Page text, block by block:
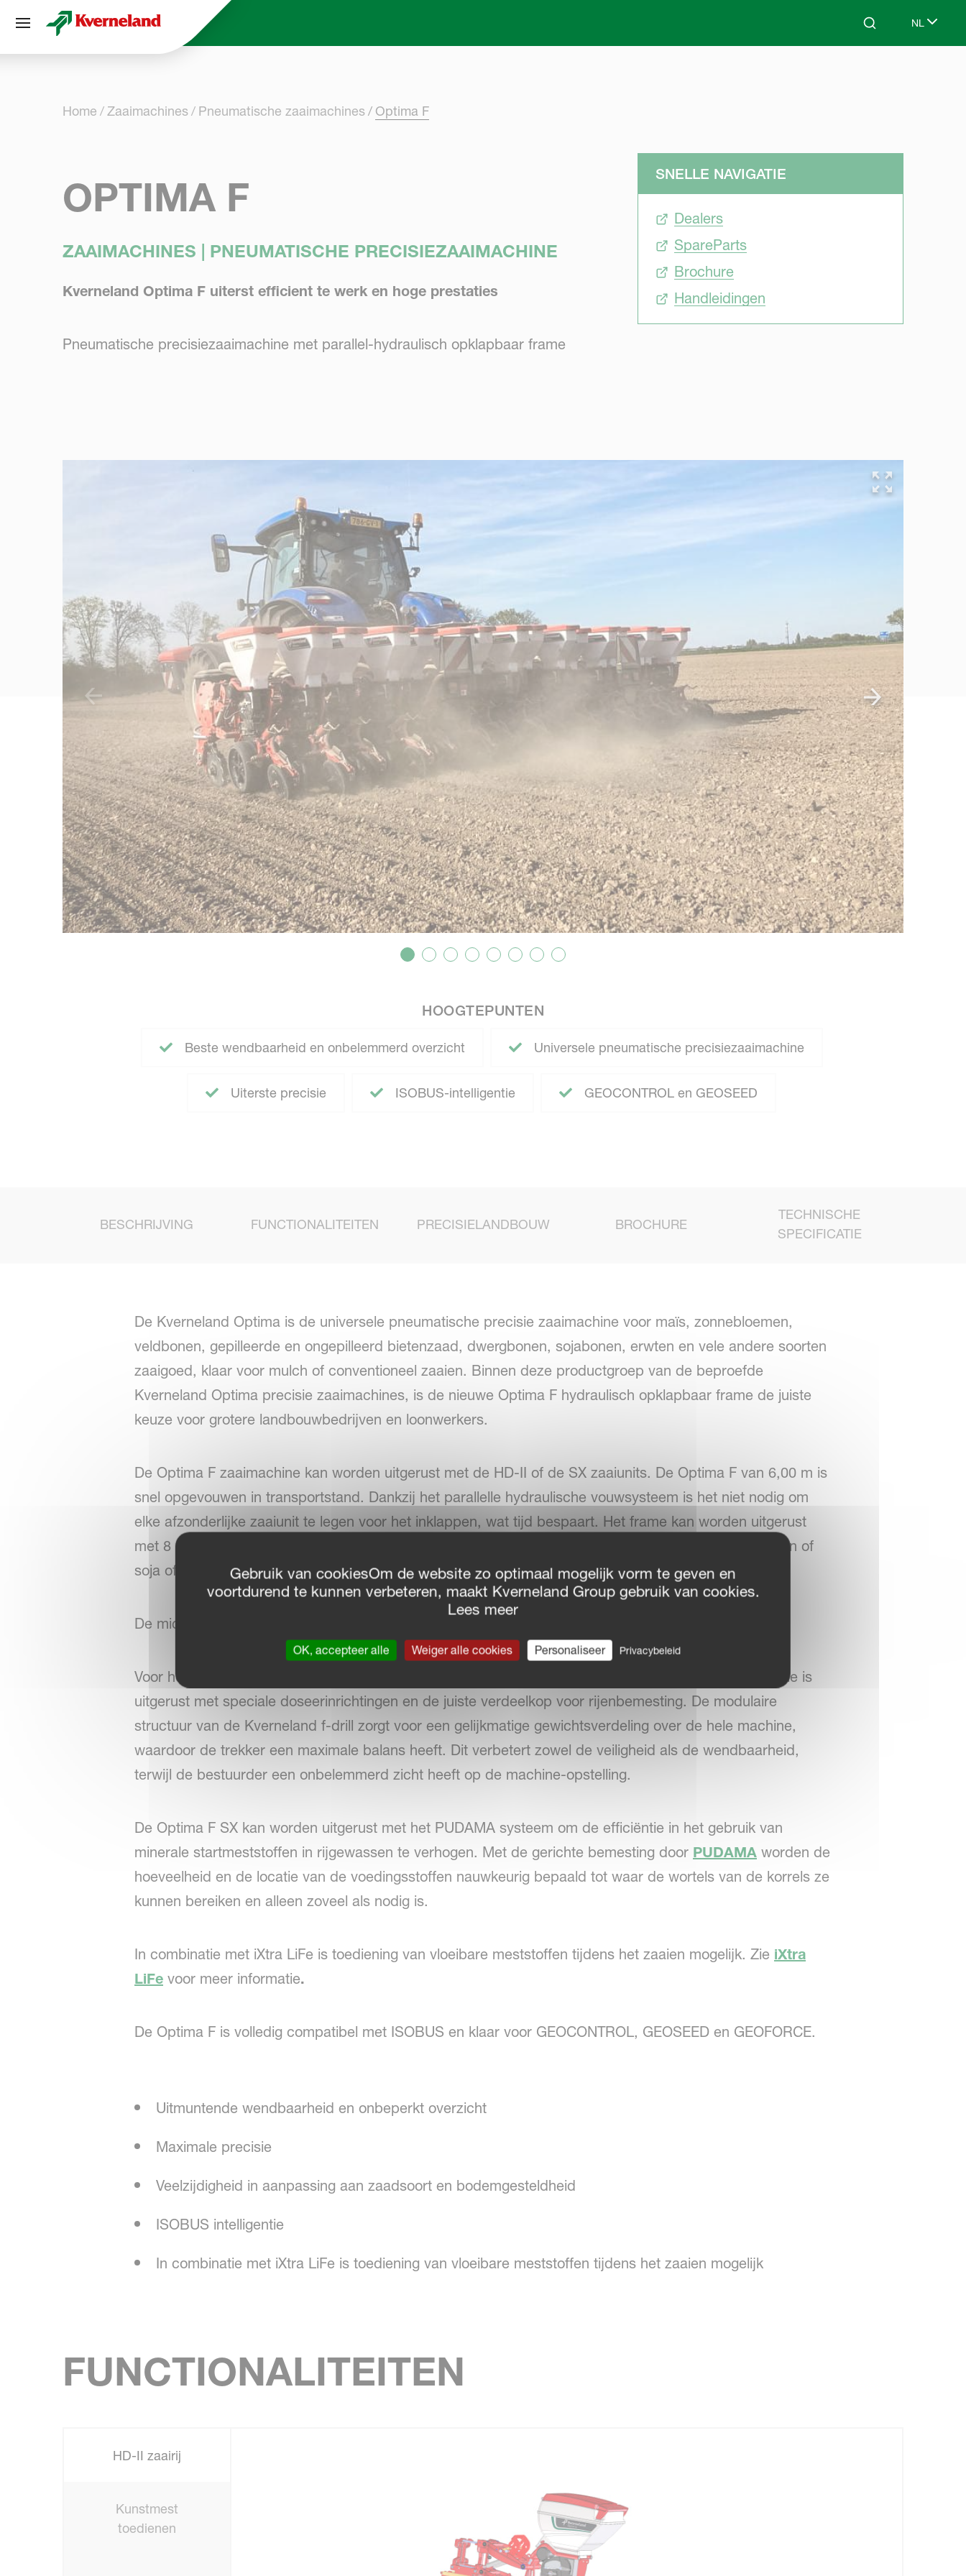
Search NL
Select
Home Zaaimachines Pneumatische zaaimachines Optima F
OPTIMA F
ZAAIMACHINES | PNEUMATISCHE PRECISIEZAAIMACHINE
Kverneland Optima F uiterst efficient te werk en hoge prestaties
Pneumatische precisiezaaimachine met parallel-hydraulisch opklapbaar frame
SNELLE NAVIGATIE
Dealers
SpareParts
Brochure
Handleidingen
HOOGTEPUNTEN
Beste wendbaarheid en onbelemmerd overzicht Universele pneumatische precisiezaaimachine
Uiterste precisie ISOBUS-intelligentie GEOCONTROL en GEOSEED
BESCHRIJVING FUNCTIONALITEITEN PRECISIELANDBOUW BROCHURE
TECHNISCHE
SPECIFICATIE
De Kverneland Optima is de universele pneumatische precisie zaaimachine voor maïs, zonnebloemen,
veldbonen, gepilleerde en ongepilleerd bietenzaad, dwergbonen, sojabonen, erwten en vele andere soorten
zaaigoed, klaar voor mulch of conventioneel zaaien. Binnen deze productgroep van de beproefde
Kverneland Optima precisie zaaimachines, is de nieuwe Optima F hydraulisch opklapbaar frame de juiste
keuze voor grotere landbouwbedrijven en loonwerkers.
De Optima F zaaimachine kan worden uitgerust met de HD-II of de SX zaaiunits. De Optima F van 6,00 m is
snel opgevouwen in transportstand. Dankzij het parallelle hydraulische vouwsysteem is het niet nodig om
elke afzonderlijke zaaiunit te legen voor het inklappen, wat tijd bespaart. Het frame kan worden uitgerust
met 8 zaairijen voor maïs, 12 zaairijen voor gecombineerd gebruik in suikerbieten, maïs, zonnebloemen of
soja of met maximaal 16 HD-II rijen voor smalle zaaisels van maïs en koolzaad.
De microgranulaatstrooier is als optie verkrijgbaar.
Voor het toedienen van meststoffen kan de Optima F worden gecombineerd met de
fronttank die is
uitgerust met speciale doseerinrichtingen en de juiste verdeelkop voor rijenbemesting. De modulaire
structuur van de Kverneland f-drill zorgt voor een gelijkmatige gewichtsverdeling over de hele machine,
waardoor de trekker een maximale balans heeft. Dit verbetert zowel de veiligheid als de wendbaarheid,
terwijl de bestuurder een onbelemmerd zicht heeft op de machine-opstelling.
De Optima F SX kan worden uitgerust met het PUDAMA systeem om de efficiëntie in het gebruik van
minerale startmeststoffen in rijgewassen te verhogen. Met de gerichte bemesting door PUDAMAworden de
hoeveelheid en de locatie van de voedingsstoffen nauwkeurig bepaald tot waar de wortels van de korrels ze
kunnen bereiken en alleen zoveel als nodig is.
In combinatie met iXtra LiFe is toediening van vloeibare meststoffen tijdens het zaaien mogelijk. Zie iXtra
LiFe voor meer informatie.
De Optima F is volledig compatibel met ISOBUS en klaar voor GEOCONTROL, GEOSEED en GEOFORCE.
Uitmuntende wendbaarheid en onbeperkt overzicht
Maximale precisie
Veelzijdigheid in aanpassing aan zaadsoort en bodemgesteldheid
ISOBUS intelligentie
In combinatie met iXtra LiFe is toediening van vloeibare meststoffen tijdens het zaaien mogelijk
FUNCTIONALITEITEN
HD-II zaairij
Kunstmest
toedienen
Cookies beheer paneel
Gebruik van cookiesOm de website zo optimaal mogelijk vorm te geven en
voortdurend te kunnen verbeteren, maakt Kverneland Group gebruik van cookies.
Lees meer
OK, accepteer alle Weiger alle cookies Personaliseer Privacybeleid